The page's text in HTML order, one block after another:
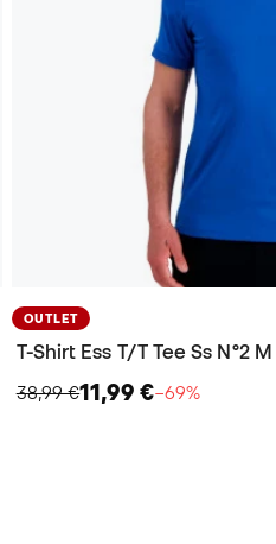
OUTLET
T-Shirt Ess T/T Tee Ss N°2
38,99 €11,99 €−69%